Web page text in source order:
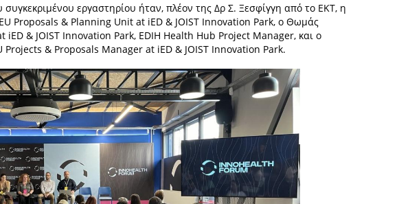
εργαστηρίου ήταν, πλέον της Δρ Σ. Ξεσφίγγη από το ΕΚΤ, η
Proposals & Planning Unit at iED & JOIST Innovation Park, ο Θωμάς
iED & JOIST Innovation Park, EDIH Health Hub Project Manager, και ο
Projects & Proposals Manager at iED & JOIST Innovation Park.